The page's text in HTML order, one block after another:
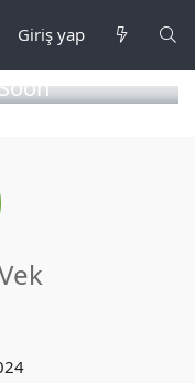
Giriş yap